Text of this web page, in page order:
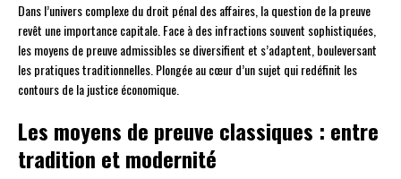
Dans l’univers complexe du droit pénal des affaires, la question de la preuve
revêt une importance capitale. Face à des infractions souvent sophistiquées,
les moyens de preuve admissibles se diversifient et s’adaptent, bouleversant
les pratiques traditionnelles. Plongée au cœur d’un sujet qui redéfinit les
contours de la justice économique.
Les moyens de preuve classiques : entre
tradition et modernité